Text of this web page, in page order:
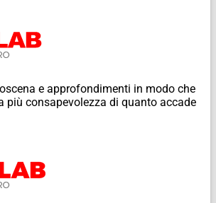
e approfondimenti in modo che
più consapevolezza di quanto accade